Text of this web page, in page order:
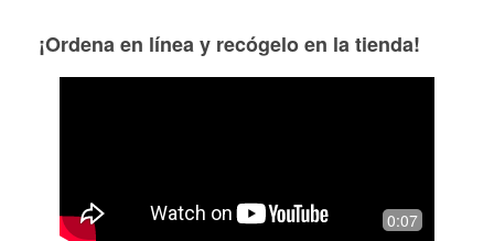
¡Ordena en línea y recógelo en la tienda!
0:07